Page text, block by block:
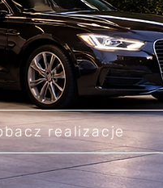
realizacje